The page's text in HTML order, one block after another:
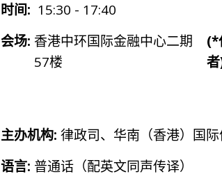
时间: 15:30 - 17:40
会场: 香港中环国际金融中心二期
57楼
(*
主办机构: 律政司、华南（香港）国
语言: 普通话（配英文同声传译）